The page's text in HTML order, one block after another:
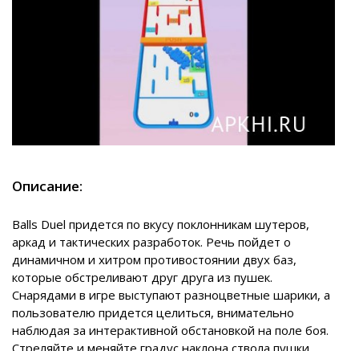
Описание:
Balls Duel придется по вкусу поклонникам шутеров,
аркад и тактических разработок. Речь пойдет о
динамичном и хитром противостоянии двух баз,
которые обстреливают друг друга из пушек.
Снарядами в игре выступают разноцветные шарики, а
пользователю придется целиться, внимательно
наблюдая за интерактивной обстановкой на поле боя.
Стреляйте и меняйте градус наклона ствола пушки,